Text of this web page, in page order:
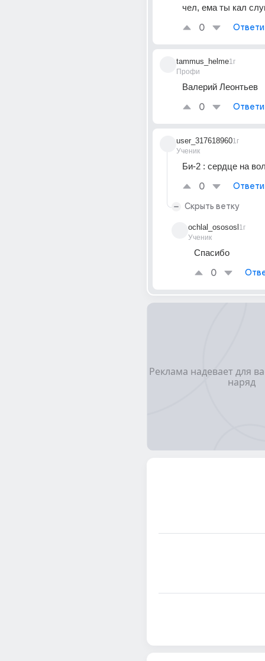
чел, ема ты кал
0
tammus_helme
Профи
1г
Валерий Леонтьев
0
user_317618960
Ученик
1г
Би-2 : сердце на
0
Скрыть ветку
ochlal_osososl
Ученик
1г
Спасибо
0